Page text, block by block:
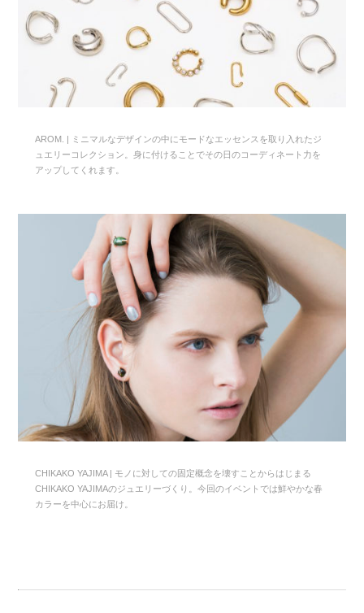
AROM. | ミニマルなデザインの中にモードなエッセンスを取り入れたジ
ュエリーコレクション。身に付けることでその日のコーディネート力を
アップしてくれます。
CHIKAKO YAJIMA | モノに対しての固定概念を壊すことからはじまる
CHIKAKO YAJIMAのジュエリーづくり。今回のイベントでは鮮やかな春
カラーを中心にお届け。